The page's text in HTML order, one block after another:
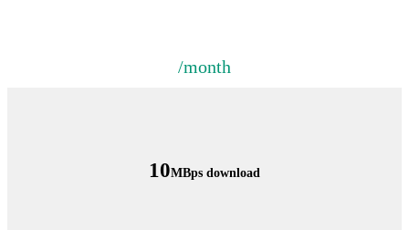
/month
10MBps download